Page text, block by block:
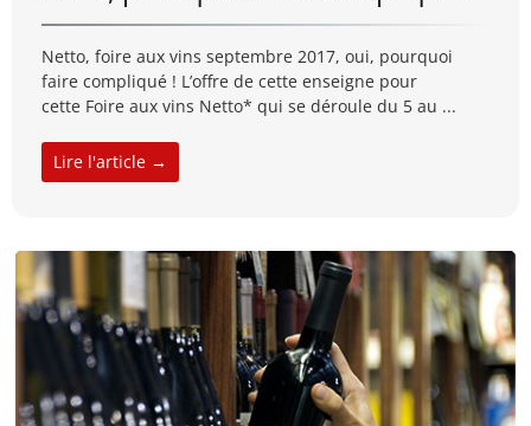
Netto, foire aux vins septembre 2017, oui, pourquoi
faire compliqué ! L’offre de cette enseigne pour
cette Foire aux vins Netto* qui se déroule du 5 au ...
Lire l'article →